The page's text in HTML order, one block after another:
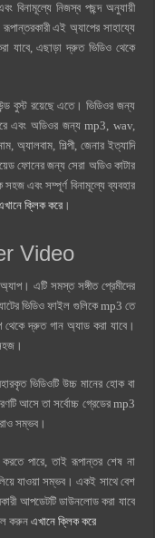
বিনামূল্যে নিজস্ব পছন্দ অনুযায়ী
এই অ্যাপের সাহায্যে
যাবে, এছাড়া দ্রুত ভিডিও থেকে
বুস্ট রয়েছে এতে। ভিডিওর জন্য
এবং অডিওর জন্য mp3, wav,
শিল্পী, জেনার ইত্যাদি
ফোনের জন্য সেরা অডিও কাটার
এবং সম্পূর্ণ বিনামূল্যে ব্যবহার
ক্লিক করে ।
Video
এটি সমস্ত সঙ্গীত প্রেমীদের
ভিডিও ফাইল গুলিকে mp3 তে
থেকে দ্রুত গান অ্যাড করা যাবে।
ভিডিওটি উচ্চ মানের হোক বা
আসে তা সর্বোচ্চ গ্রেডের mp3
সম্ভব।
পারে, তাই রূপান্তর শেষ না
যাওয়া সম্ভব। একই সাথে বেশ
আপডেটটি ডাউনলোড করা যাবে
করুনএখানে ক্লিক করে